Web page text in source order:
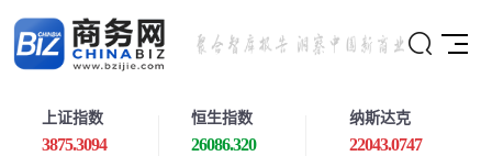
上证指数
3875.3094
恒生指数
26086.320
纳斯达克
22043.0747